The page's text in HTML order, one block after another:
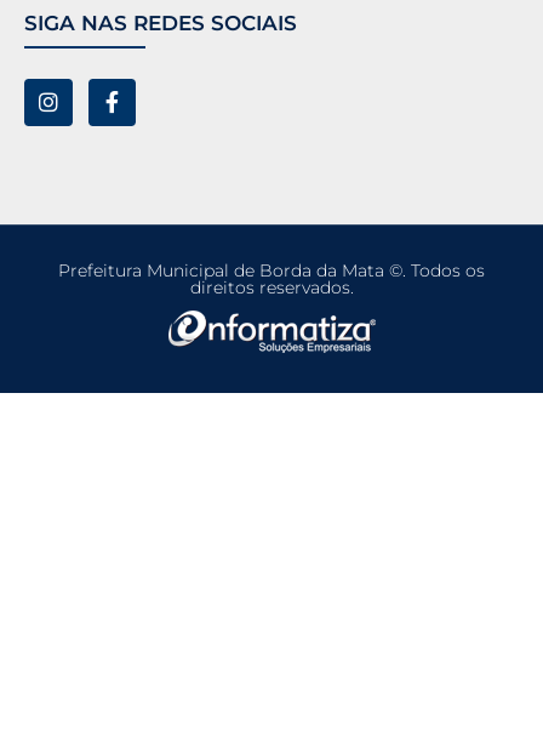
SIGA NAS REDES SOCIAIS
Prefeitura Municipal de Borda da Mata ©. Todos os
direitos reservados.